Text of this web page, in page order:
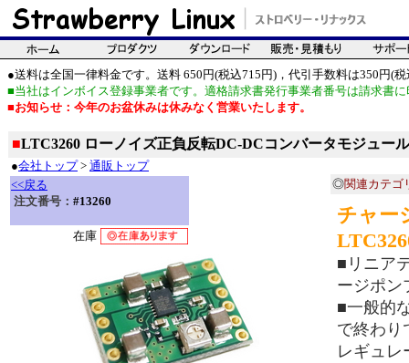
●送料は全国一律料金です。送料 650円(税込715円)，代引手数料は350円(税
■当社はインボイス登録事業者です。適格請求書発行事業者番号は請求書
■お知らせ：今年のお盆休みは休みなく営業いたします。
■LTC3260 ローノイズ正負反転DC-DCコンバータモジュール
●会社トップ> 通販トップ
<<戻る
注文番号： #13260
在庫
◎関連カテゴ
チャー
■リニア
ージポン
■一般的
で終わり
レギュレ